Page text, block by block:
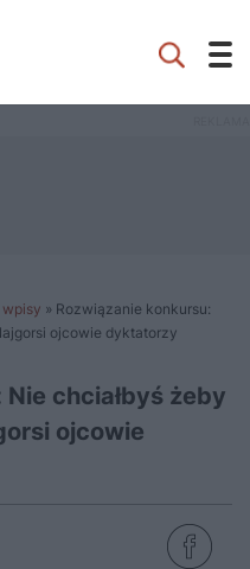
» Rozwiązanie konkursu:
ojcowie dyktatorzy
chciałbyś żeby
ojcowie